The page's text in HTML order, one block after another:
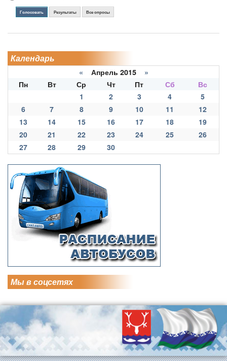
Голосовать Результаты Все опросы
Календарь
« Апрель 2015 »
Пн
Вт Ср Чт Пт Сб
Вс
1
2 3 4
5
6
7 8 9 10 11
12
13
14 15 16 17 18
19
20
21 22 23 24 25
26
27
28 29 30
Мы в соцсетях